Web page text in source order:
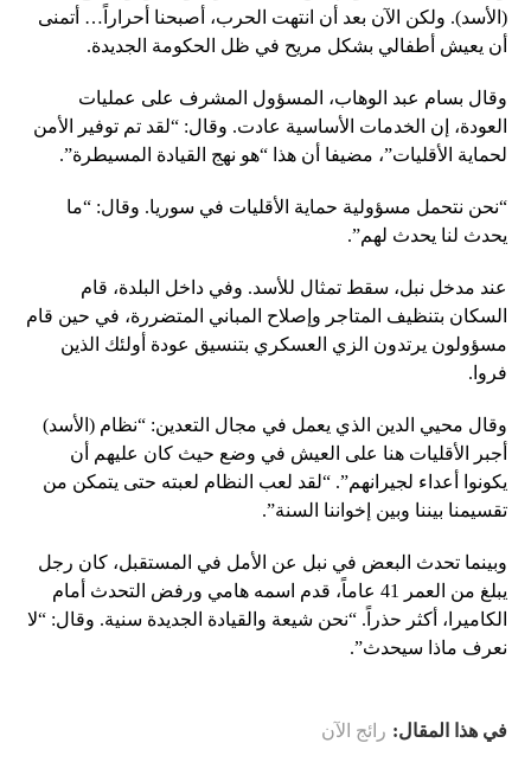
(الأسد). ولكن الآن بعد أن انتهت الحرب، أصبحنا أحراراً… أتمنى
أن يعيش أطفالي بشكل مريح في ظل الحكومة الجديدة.
وقال بسام عبد الوهاب، المسؤول المشرف على عمليات
العودة، إن الخدمات الأساسية عادت. وقال: “لقد تم توفير الأمن
لحماية الأقليات”، مضيفا أن هذا “هو نهج القيادة المسيطرة”.
“نحن نتحمل مسؤولية حماية الأقليات في سوريا. وقال: “ما
يحدث لنا يحدث لهم”.
عند مدخل نبل، سقط تمثال للأسد. وفي داخل البلدة، قام
السكان بتنظيف المتاجر وإصلاح المباني المتضررة، في حين قام
مسؤولون يرتدون الزي العسكري بتنسيق عودة أولئك الذين
فروا.
وقال محيي الدين الذي يعمل في مجال التعدين: “نظام (الأسد)
أجبر الأقليات هنا على العيش في وضع حيث كان عليهم أن
يكونوا أعداء لجيرانهم”. “لقد لعب النظام لعبته حتى يتمكن من
تقسيمنا بيننا وبين إخواننا السنة”.
وبينما تحدث البعض في نبل عن الأمل في المستقبل، كان رجل
يبلغ من العمر 41 عاماً، قدم اسمه هامي ورفض التحدث أمام
الكاميرا، أكثر حذراً. “نحن شيعة والقيادة الجديدة سنية. وقال: “لا
نعرف ماذا سيحدث”.
في هذا المقال: رائج الآن